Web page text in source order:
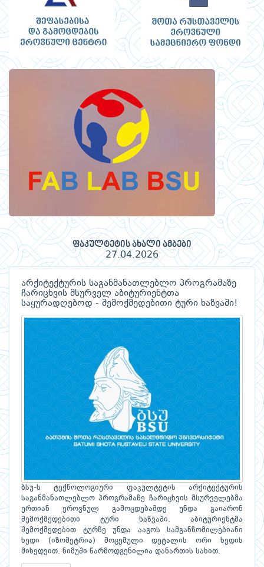
ფაკულტეტის ახალი ამბები
27.04.2026
არქიტექტურის საგანმანათლებლო პროგრამაზე
ჩარიცხვის მსურველ აბიტურიენტთა
საყურადღებოდ - შემოქმედებითი ტური ხაზვაში!
ბსუ-ს ტექნოლოგიური ფაკულტეტის არქიტექტურის
საგანმანათლებლო პროგრამაზე ჩარიცხვის მსურველებმა
ერთიან ეროვნულ გამოცდებამდე უნდა გაიარონ
შემოქმედებითი ტური ხაზვაში. აბიტურიენტმა
შემოქმედებით ტურზე უნდა ააგოს სამგანზომილებიანი
ხედი (იზომეტრია) მოცემული დეტალის ორი ხედის
მიხედვით. ნიმუში წარმოდგენილია დანართის სახით.